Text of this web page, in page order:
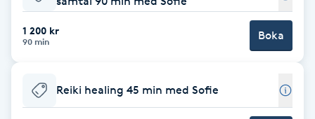
Babylights
Balayage
1 200 kr
90 min Boka
Reiki healing 45 min med Sofie